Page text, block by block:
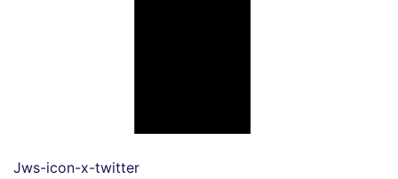
Jws-icon-x-twitter